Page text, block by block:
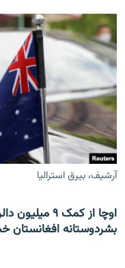
آرشیف، بیرق استرالیا
اوچا از کمک ۹
بشردوستانه افغانستان